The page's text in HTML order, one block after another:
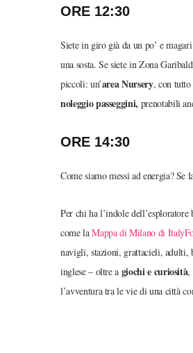
ORE 12:30
Siete in giro già da un po’ e
una sosta. Se siete in Zona
piccoli: un’area Nursery, con
noleggio passeggini, prenotabili
ORE 14:30
Come siamo messi ad energia?
Per chi ha l’indole
come laMappa di Milano di
navigli, stazioni, grattacieli, adulti,
inglese – oltre a giochi e curiosità,
l’avventura tra le vie di una città